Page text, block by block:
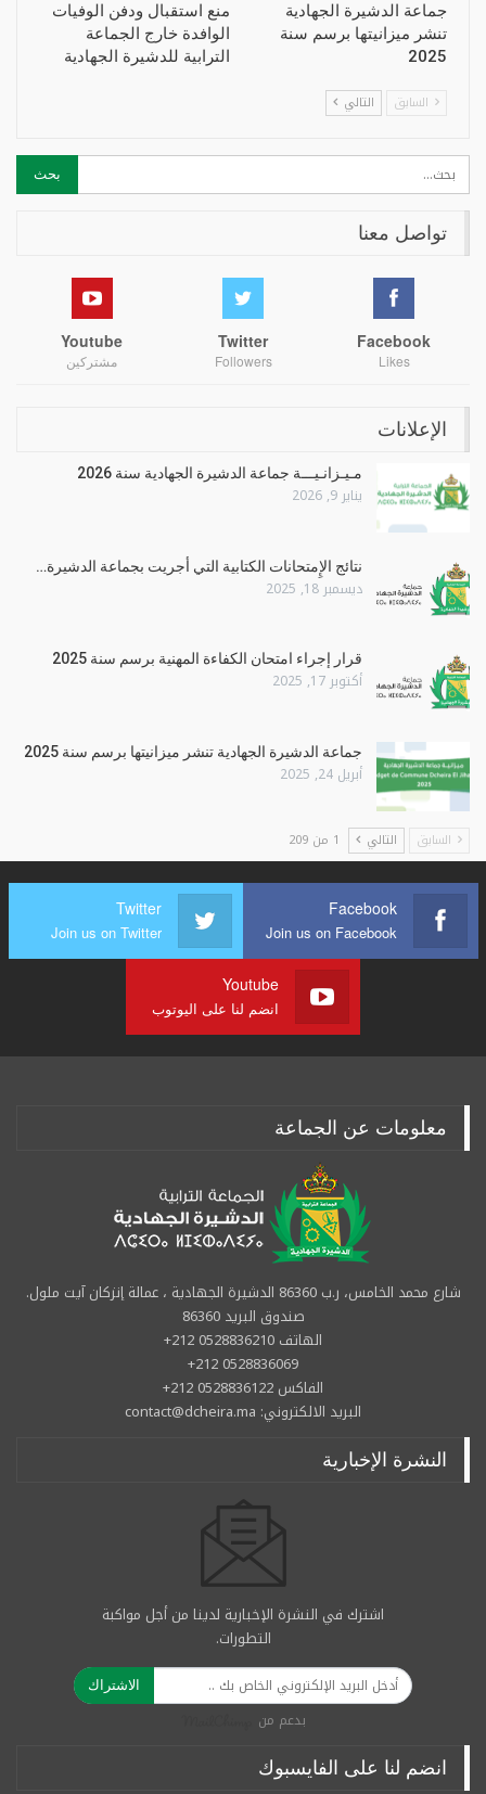
جماعة الدشيرة الجهادية
تنشر ميزانيتها برسم سنة
2025
منع استقبال ودفن الوفيات
الوافدة خارج الجماعة
الترابية للدشيرة الجهادية
السابق التالي
تواصل معنا
Facebook
Likes
Twitter
Followers
Youtube
مشتركين
الإعلانات
مـيـزانـيـــة جماعة الدشيرة الجهادية سنة 2026
يناير 9, 2026
نتائج الإِمتحانات الكتابية التي أجريت بجماعة الدشيرة…
ديسمبر 18, 2025
قرار إجراء امتحان الكفاءة المهنية برسم سنة 2025
أكتوبر 17, 2025
جماعة الدشيرة الجهادية تنشر ميزانيتها برسم سنة 2025
أبريل 24, 2025
السابق التالي 1 من 209
Facebook
Join us on Facebook
Twitter
Join us on Twitter
Youtube
انضم لنا على اليوتوب
معلومات عن الجماعة
شارع محمد الخامس، ر.ب 86360 الدشيرة الجهادية ، عمالة إنزكان آيت ملول.
صندوق البريد 86360
الهاتف 0528836210 212+
0528836069 212+
الفاكس 0528836122 212+
البريد الالكتروني: contact@dcheira.ma
النشرة الإخبارية
اشترك في النشرة الإخبارية لدينا من أجل مواكبة
التطورات.
الاشتراك
بدعم من
انضم لنا على الفايسبوك